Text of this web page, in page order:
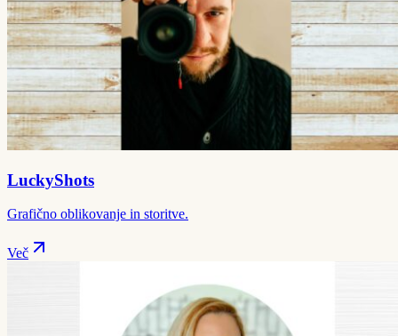
LuckyShots
Grafično oblikovanje in storitve.
Več